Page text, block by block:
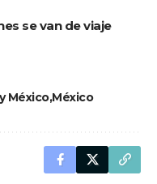
se van de viaje
MéxicoMéxico